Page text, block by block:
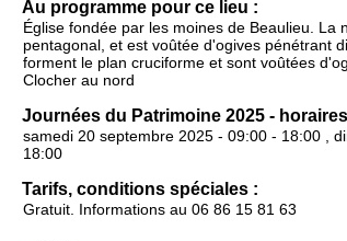
Au programme pour ce lieu :
Église fondée par les moines de Beaulieu. La
pentagonal, et est voûtée d'ogives pénétrant
forment le plan cruciforme et sont voûtées
Clocher au nord
Journées du Patrimoine 2025 -
samedi 20 septembre 2025 - 09:00 - 18:00 ,
18:00
Tarifs, conditions spéciales :
Gratuit. Informations au 06 86 15 81 63